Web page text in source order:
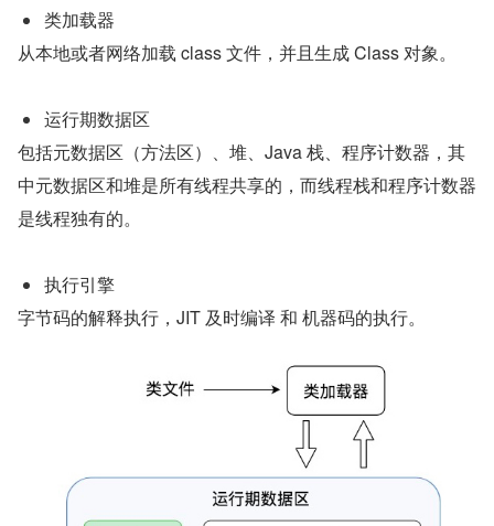
类加载器
从本地或者网络加载 class 文件，并且生成 Class 对象。
运行期数据区
包括元数据区（方法区）、堆、Java 栈、程序计数器，其
中元数据区和堆是所有线程共享的，而线程栈和程序计数器
是线程独有的。
执行引擎
字节码的解释执行，JIT 及时编译 和 机器码的执行。